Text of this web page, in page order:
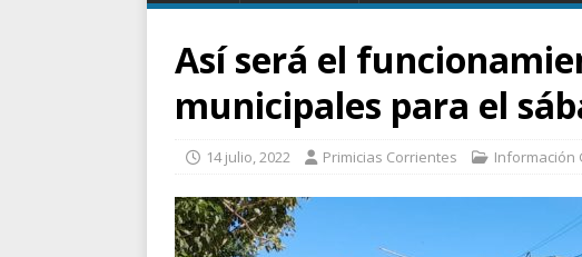
Así será el
municipales para el
14 julio, 2022 Primicias Corrientes Información